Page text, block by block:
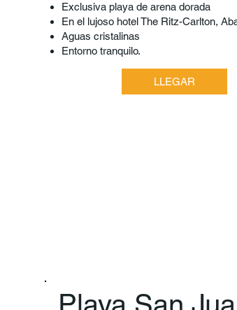
Exclusiva playa de arena dorada
En el lujoso hotel The Ritz-Carlton,
Aguas cristalinas
Entorno tranquilo.
LLEGAR